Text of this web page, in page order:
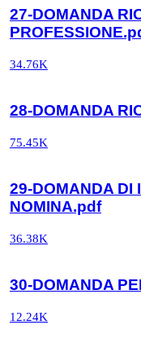
27-DOMANDA
34.76K
28-DOMANDA
75.45K
29-DOMANDA DI
NOMINA.pdf
36.38K
30-DOMANDA
12.24K